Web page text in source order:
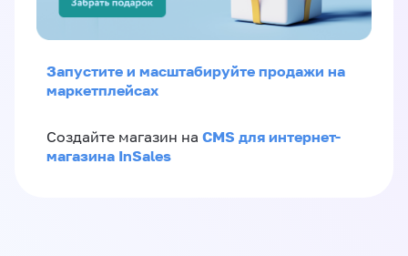
Запустите и масштабируйте продажи на
маркетплейсах
Создайте магазин на CMS для интернет-
магазина InSales